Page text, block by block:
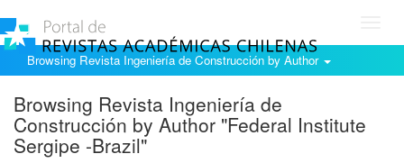
Browsing Revista Ingeniería de Construcción by Author
Browsing Revista Ingeniería de
Construcción by Author "Federal Institute
Sergipe -Brazil"